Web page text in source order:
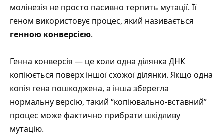
молінезія не просто пасивно терпить мутації. Її
геном використовує процес, який називається
генною конверсією.
Генна конверсія — це коли одна ділянка ДНК
копіюється поверх іншої схожої ділянки. Якщо одна
копія гена пошкоджена, а інша зберегла
нормальну версію, такий “копіювально-вставний”
процес може фактично прибрати шкідливу
мутацію.